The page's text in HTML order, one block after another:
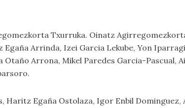
Txurruka. Oinatz
Arrinda, Izei Garcia Lekube, Yon
Arrona, Mikel Paredes Garcia-Pascual,
Haritz Egaña Ostolaza, Igor Enbil Dominguez,